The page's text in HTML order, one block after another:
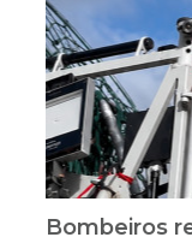
Bombeiros